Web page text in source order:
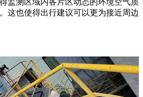
这也使得出行建议可以更为接近周边